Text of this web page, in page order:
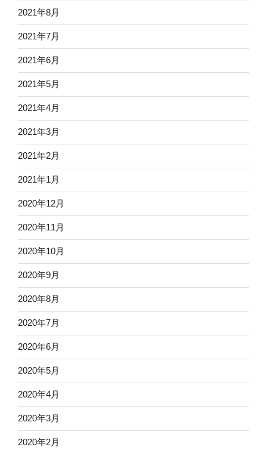
2021年8月
2021年7月
2021年6月
2021年5月
2021年4月
2021年3月
2021年2月
2021年1月
2020年12月
2020年11月
2020年10月
2020年9月
2020年8月
2020年7月
2020年6月
2020年5月
2020年4月
2020年3月
2020年2月